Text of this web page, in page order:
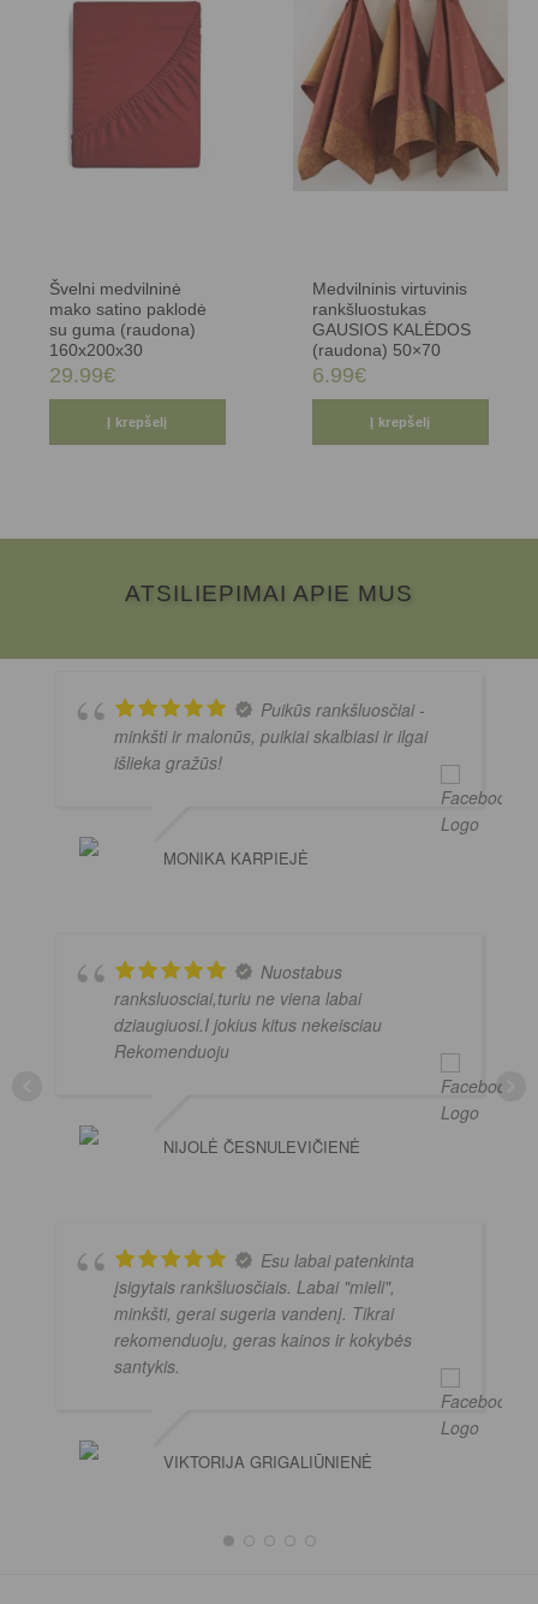
Švelni medvilninė
mako satino paklodė
su guma (raudona)
160x200x30
29.99€
Į krepšelį
Medvilninis virtuvinis
rankšluostukas
GAUSIOS KALĖDOS
(raudona) 50×70
6.99€
Į krepšelį
ATSILIEPIMAI APIE MUS
Puikūs rankšluosčiai -
minkšti ir malonūs, puikiai skalbiasi ir ilgai
išlieka gražūs!
MONIKA KARPIEJĖ
Nuostabus
ranksluosciai,turiu ne viena labai
dziaugiuosi.I jokius kitus nekeisciau
Rekomenduoju
NIJOLĖ ČESNULEVIČIENĖ
Esu labai patenkinta
įsigytais rankšluosčiais. Labai "mieli",
minkšti, gerai sugeria vandenį. Tikrai
rekomenduoju, geras kainos ir kokybės
santykis.
VIKTORIJA GRIGALIŪNIENĖ